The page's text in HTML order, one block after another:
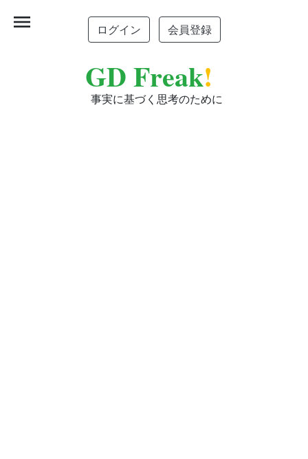
ログイン 会員登録
GD Freak!
事実に基づく思考のために
menu